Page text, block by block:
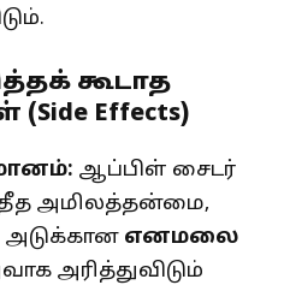
கூடாத
Effects)
ஆப்பிள் சைடர்
அமிலத்தன்மை,
அடுக்கான எனமலை
அரித்துவிடும்